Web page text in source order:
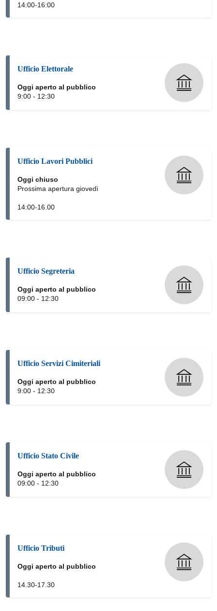
14:00-16:00
Ufficio Elettorale
Oggi aperto al pubblico
9:00 - 12:30
Ufficio Lavori Pubblici
Oggi chiuso
Prossima apertura giovedì
14:00-16.00
Ufficio Segreteria
Oggi aperto al pubblico
09:00 - 12:30
Ufficio Servizi Cimiteriali
Oggi aperto al pubblico
9:00 - 12:30
Ufficio Stato Civile
Oggi aperto al pubblico
09:00 - 12:30
Ufficio Tributi
Oggi aperto al pubblico
14.30-17.30